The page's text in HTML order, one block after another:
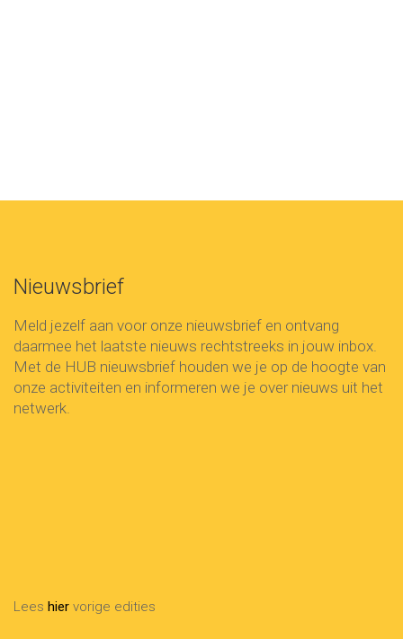
Nieuwsbrief
Meld jezelf aan voor onze nieuwsbrief en ontvang
daarmee het laatste nieuws rechtstreeks in jouw inbox.
Met de HUB nieuwsbrief houden we je op de hoogte van
onze activiteiten en informeren we je over nieuws uit het
netwerk.
Lees hier vorige edities